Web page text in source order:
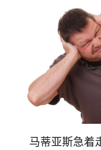
马蒂亚斯急着